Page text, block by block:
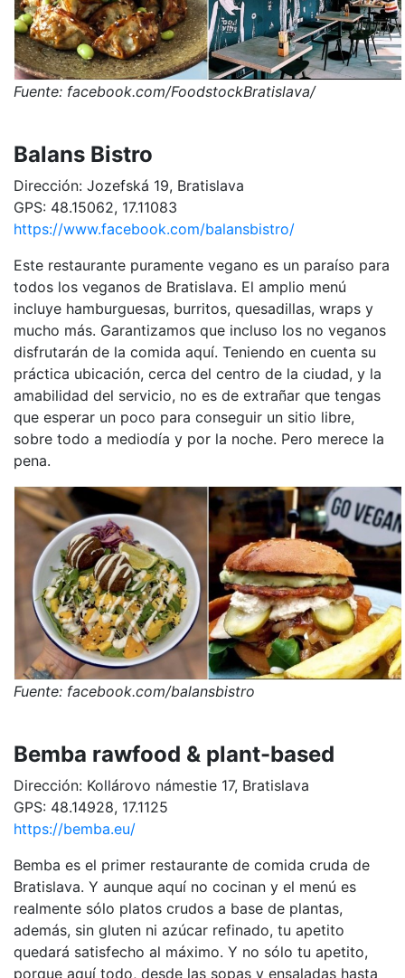
Fuente: facebook.com/FoodstockBratislava/
Balans Bistro
Dirección: Jozefská 19, Bratislava
GPS: 48.15062, 17.11083
https://www.facebook.com/balansbistro/
Este restaurante puramente vegano es un paraíso para
todos los veganos de Bratislava. El amplio menú
incluye hamburguesas, burritos, quesadillas, wraps y
mucho más. Garantizamos que incluso los no veganos
disfrutarán de la comida aquí. Teniendo en cuenta su
práctica ubicación, cerca del centro de la ciudad, y la
amabilidad del servicio, no es de extrañar que tengas
que esperar un poco para conseguir un sitio libre,
sobre todo a mediodía y por la noche. Pero merece la
pena.
Fuente: facebook.com/balansbistro
Bemba rawfood & plant-based
Dirección: Kollárovo námestie 17, Bratislava
GPS: 48.14928, 17.1125
https://bemba.eu/
Bemba es el primer restaurante de comida cruda de
Bratislava. Y aunque aquí no cocinan y el menú es
realmente sólo platos crudos a base de plantas,
además, sin gluten ni azúcar refinado, tu apetito
quedará satisfecho al máximo. Y no sólo tu apetito,
porque aquí todo, desde las sopas y ensaladas hasta